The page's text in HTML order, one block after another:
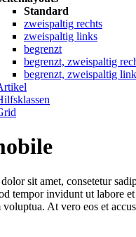
Standard
zweispaltig rechts
zweispaltig links
begrenzt
begrenzt, zweispaltig
begrenzt, zweispaltig
sit amet, consetetur
tempor invidunt ut labore
voluptua. At vero eos et